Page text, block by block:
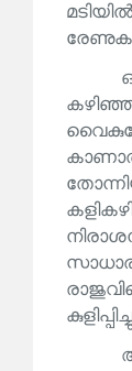
രേണുക